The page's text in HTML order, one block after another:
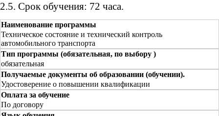
2.5. Срок обучения: 72 часа.
Наименование программы
Техническое состояние и технический контроль
автомобильного транспорта
Тип программы (обязательная, по выбору )
обязательная
Получаемые документы об образовании (обучении).
Удостоверение о повышении квалификации
Оплата за обучение
По договору